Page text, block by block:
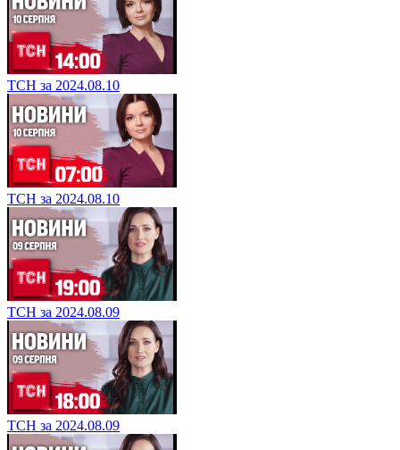
ТСН за 2024.08.10
ТСН за 2024.08.10
ТСН за 2024.08.09
ТСН за 2024.08.09